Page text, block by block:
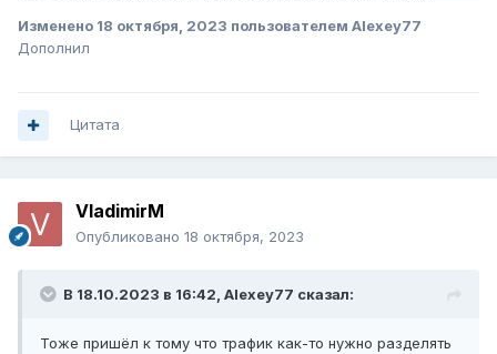
Изменено 18 октября, 2023 пользователем Alexey77
Дополнил
Цитата
VladimirM
Опубликовано 18 октября, 2023
В 18.10.2023 в 16:42, Alexey77 сказал:
Тоже пришёл к тому что трафик как-то нужно разделять